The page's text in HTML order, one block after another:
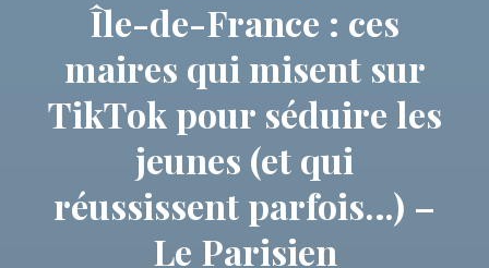
Île-de-France : ces
maires qui misent sur
TikTok pour séduire les
jeunes (et qui
réussissent parfois…) –
Le Parisien